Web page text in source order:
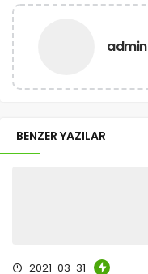
admin
BENZER YAZILAR
2021-03-31